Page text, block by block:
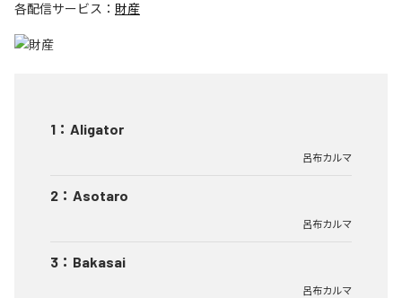
各配信サービス： 財産
1 ： Aligator
呂布カルマ
2 ： Asotaro
呂布カルマ
3 ： Bakasai
呂布カルマ